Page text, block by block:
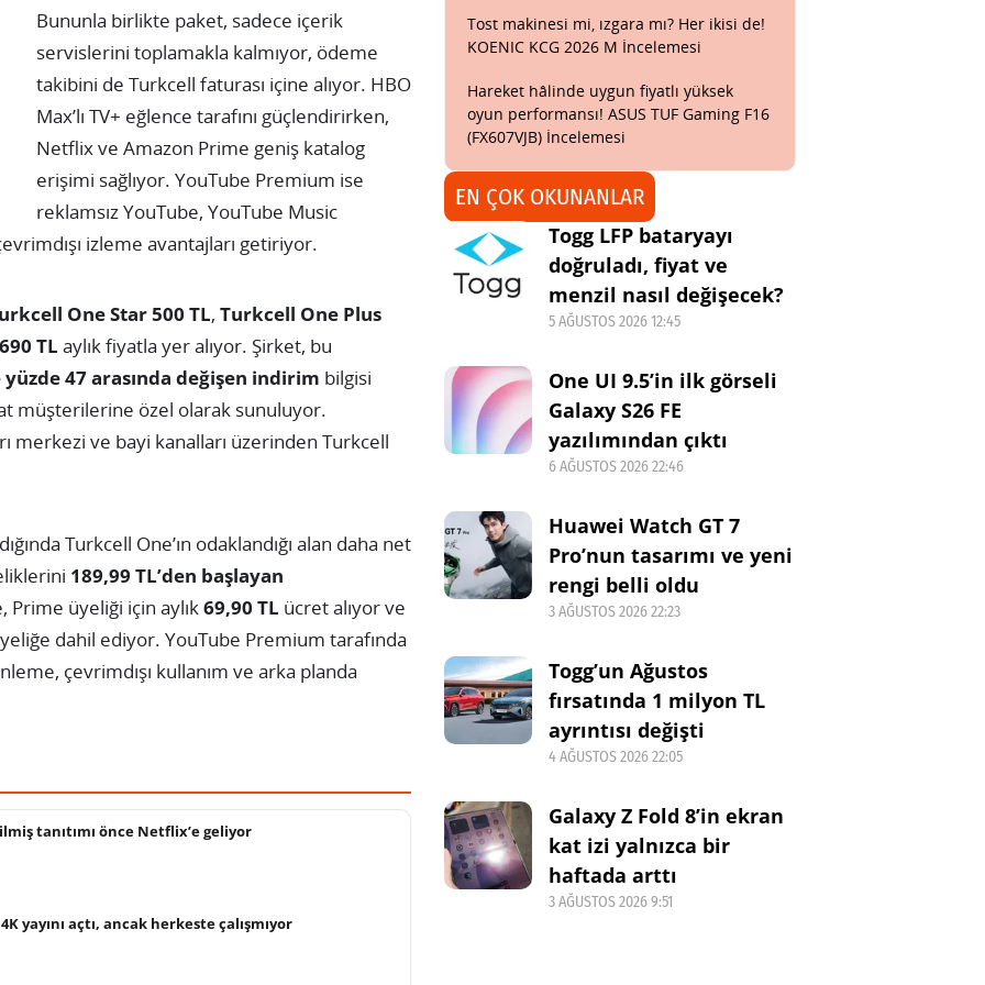
Bununla birlikte paket, sadece içerik
servislerini toplamakla kalmıyor, ödeme
takibini de Turkcell faturası içine alıyor. HBO
Max’lı TV+ eğlence tarafını güçlendirirken,
Netflix ve Amazon Prime geniş katalog
erişimi sağlıyor. YouTube Premium ise
reklamsız YouTube, YouTube Music
izleme avantajları getiriyor.
One Star 500 TL, Turkcell One Plus
TL aylık fiyatla yer alıyor. Şirket, bu
47 arasında değişen indirim bilgisi
müşterilerine özel olarak sunuluyor.
merkezi ve bayi kanalları üzerinden Turkcell
Turkcell One’ın odaklandığı alan daha net
189,99 TL’den başlayan
üyeliği için aylık69,90 TL ücret alıyor ve
dahil ediyor. YouTube Premium tarafında
çevrimdışı kullanım ve arka planda
tanıtımı önce Netflix’e geliyor
yayını açtı, ancak herkeste çalışmıyor
Tost makinesi mi, ızgara mı? Her ikisi de!
KOENIC KCG 2026 M İncelemesi
Hareket hâlinde uygun fiyatlı yüksek
oyun performansı! ASUS TUF Gaming F16
(FX607VJB) İncelemesi
EN ÇOK OKUNANLAR
Togg LFP bataryayı
doğruladı, fiyat ve
menzil nasıl değişecek?
5 AĞUSTOS 2026 12:45
One UI 9.5’in ilk görseli
Galaxy S26 FE
yazılımından çıktı
6 AĞUSTOS 2026 22:46
Huawei Watch GT 7
Pro’nun tasarımı ve yeni
rengi belli oldu
3 AĞUSTOS 2026 22:23
Togg’un Ağustos
fırsatında 1 milyon TL
ayrıntısı değişti
4 AĞUSTOS 2026 22:05
Galaxy Z Fold 8’in ekran
kat izi yalnızca bir
haftada arttı
3 AĞUSTOS 2026 9:51